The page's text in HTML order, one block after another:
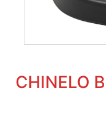
CHINELO